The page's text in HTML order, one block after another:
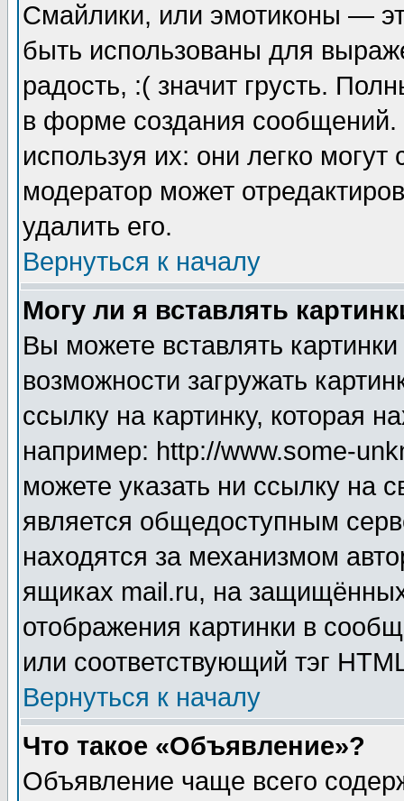
Смайлики, или эмотиконы —
быть использованы для
радость, :( значит грусть.
в форме создания сообщений.
используя их: они легко
модератор может
удалить его.
Вернуться к началу
Могу ли я вставлять
Вы можете вставлять
возможности загружать
ссылку на картинку, которая
например: http://www.some-
можете указать ни ссылку на
является общедоступным
находятся за механизмом
ящиках mail.ru, на
отображения картинки в
или соответствующий тэг
Вернуться к началу
Что такое «Объявление»?
Объявление чаще всего